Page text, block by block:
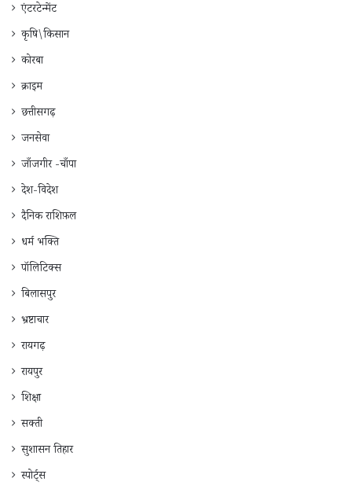
एंटरटेन्मेंट
कृषि\किसान
कोरबा
क्राइम
छत्तीसगढ़
जनसेवा
जाँजगीर -चाँपा
देश-विदेश
दैनिक राशिफ़ल
धर्म भक्ति
पॉलिटिक्स
बिलासपुर
भ्रष्टाचार
रायगढ़
रायपुर
शिक्षा
सक्ती
सुशासन तिहार
स्पोर्ट्स